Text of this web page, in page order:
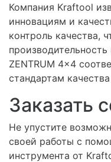
Компания Kraftool
инновациям и
контроль качества,
ZENTRUM 4x4
стандартам
Заказать
Не упустите
своей работы с
инструмента от